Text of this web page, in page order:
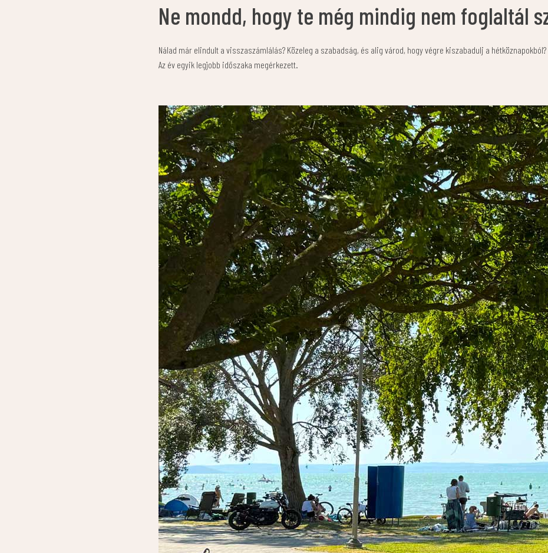
Ne mondd, hogy te még mindig nem foglaltál
Nálad már elindult a visszaszámlálás? Közeleg a szabadság, és alig várod, hogy végre kiszabadulj a hétköznapokból?
Az év egyik legjobb időszaka megérkezett.